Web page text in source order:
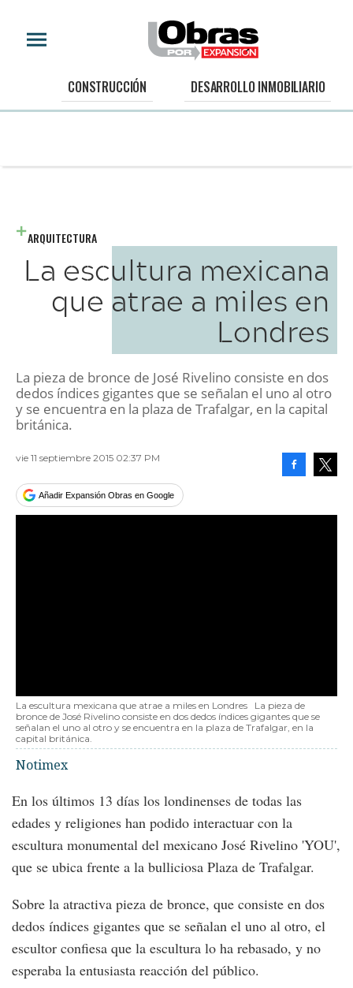
CONSTRUCCIÓN DESARROLLO INMOBILIARIO
ARQUITECTURA
La escultura mexicana
que atrae a miles en
Londres
La pieza de bronce de José Rivelino consiste en dos
dedos índices gigantes que se señalan el uno al otro
y se encuentra en la plaza de Trafalgar, en la capital
británica.
vie 11 septiembre 2015 02:37 PM
Añadir Expansión Obras en Google
La escultura mexicana que atrae a miles en Londres
La pieza de
bronce de José Rivelino consiste en dos dedos índices gigantes que se
señalan el uno al otro y se encuentra en la plaza de Trafalgar, en la
capital británica.
Notimex
En los últimos 13 días los londinenses de todas las
edades y religiones han podido interactuar con la
escultura monumental del mexicano José Rivelino 'YOU',
que se ubica frente a la bulliciosa Plaza de Trafalgar.
Sobre la atractiva pieza de bronce, que consiste en dos
dedos índices gigantes que se señalan el uno al otro, el
escultor confiesa que la escultura lo ha rebasado, y no
esperaba la entusiasta reacción del público.